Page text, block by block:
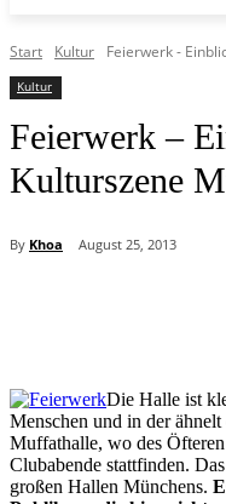
Start Kultur Feierwerk -
Kultur
Feierwerk –
Kulturszene
By Khoa August 25, 2013
Die Halle ist
Menschen und in der
Muffathalle, wo des
Clubabende stattfinden.
großen Hallen Münchens.